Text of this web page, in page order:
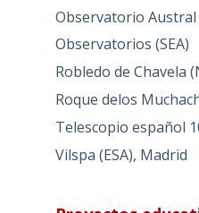
Observatorio
Observatorios (SEA)
Robledo de Chavela
Roque delos
Telescopio español
Vilspa (ESA), Madrid